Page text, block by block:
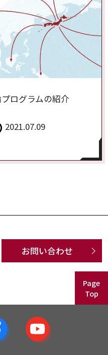
ログラムの紹介
2021.07.09
お問い合わせ
Page
Top